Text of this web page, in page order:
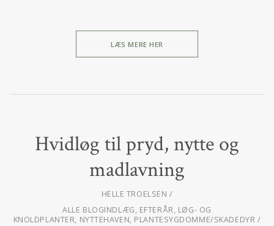
LÆS MERE HER
Hvidløg til pryd, nytte og
madlavning
HELLE TROELSEN
ALLE BLOGINDLÆG, EFTERÅR, LØG- OG
KNOLDPLANTER, NYTTEHAVEN, PLANTESYGDOMME/SKADEDYR